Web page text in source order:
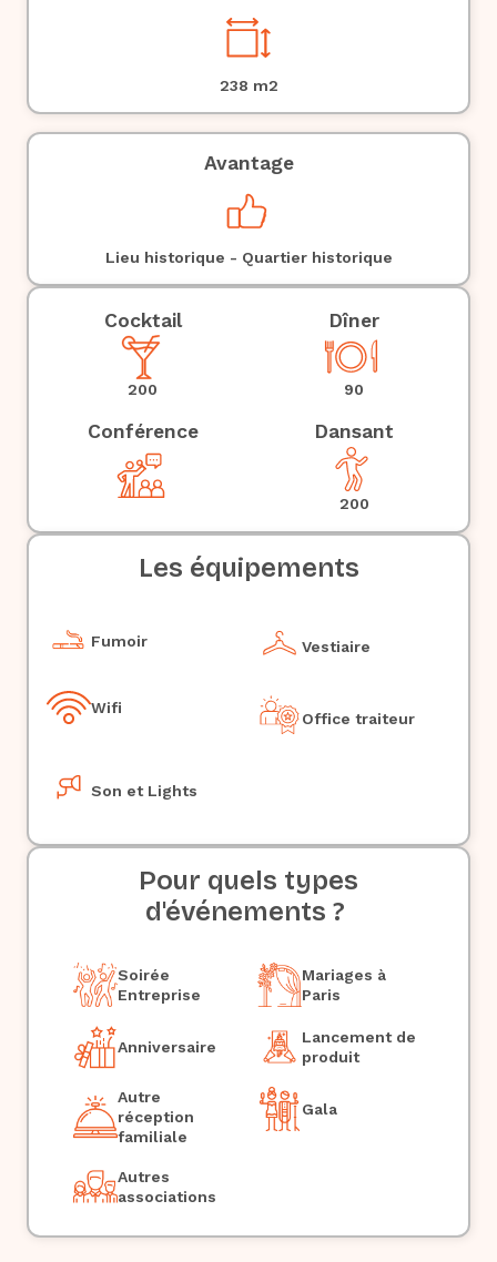
238 m2
Avantage
Lieu historique - Quartier historique
Cocktail
200
Dîner
90
Conférence Dansant
200
Les équipements
Fumoir Vestiaire
Wifi
Office traiteur
Son et Lights
Pour quels types
d'événements ?
Soirée
Entreprise
Mariages à
Paris
Anniversaire
Lancement de
produit
Autre
réception
familiale
Gala
Autres
associations